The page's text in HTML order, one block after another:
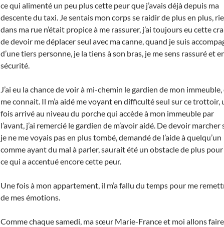
ce qui alimenté un peu plus cette peur que j’avais déjà depuis ma
descente du taxi. Je sentais mon corps se raidir de plus en plus,
dans ma rue n’était propice à me rassurer, j’ai toujours eu cette
de devoir me déplacer seul avec ma canne, quand je suis
d’une tiers personne, je la tiens à son bras, je me sens rassuré et
sécurité.
J’ai eu la chance de voir à mi-chemin le gardien de mon immeuble,
me connait. Il m’a aidé me voyant en difficulté seul sur ce trottoir,
fois arrivé au niveau du porche qui accède à mon immeuble par
l’avant, j’ai remercié le gardien de m’avoir aidé. De devoir marcher
je ne me voyais pas en plus tombé, demandé de l’aide à quelqu’un
comme ayant du mal à parler, saurait été un obstacle de plus
ce qui a accentué encore cette peur.
Une fois à mon appartement, il m’a fallu du temps pour me
de mes émotions.
Comme chaque samedi, ma sœur Marie-France et moi allons faire